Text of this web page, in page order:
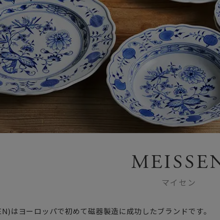
マイセン
はヨーロッパで初めて磁器製造に成功したブランドです。